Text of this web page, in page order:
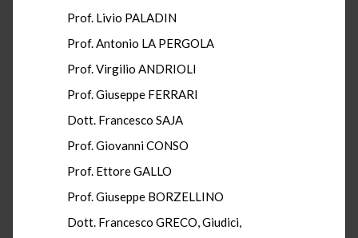
Prof. Livio PALADIN
Prof. Antonio LA PERGOLA
Prof. Virgilio ANDRIOLI
Prof. Giuseppe FERRARI
Dott. Francesco SAJA
Prof. Giovanni CONSO
Prof. Ettore GALLO
Prof. Giuseppe BORZELLINO
Dott. Francesco GRECO, Giudici,